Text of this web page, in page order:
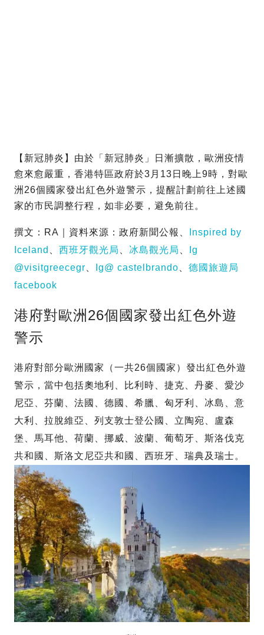
【新冠肺炎】由於「新冠肺炎」日漸擴散，歐洲疫情
愈來愈嚴重，香港特區政府於3月13日晚上9時，對歐
洲26個國家發出紅色外遊警示，提醒計劃前往上述國
家的市民調整行程，如非必要，避免前往。
撰文：RA｜資料來源：政府新聞公報、
Inspired by
Iceland
西班牙觀光局 冰島觀光局
Ig
@visitgreecegr
Ig@ castelbrando
德國旅遊局
facebook
港府對歐洲26個國家發出紅色外遊
警示
港府對部分歐洲國家（一共26個國家）發出紅色外遊
警示，當中包括奧地利、比利時、捷克、丹麥、愛沙
尼亞、芬蘭、法國、德國、希臘、匈牙利、冰島、意
大利、拉脫維亞、列支敦士登公國、立陶宛、盧森
堡、馬耳他、荷蘭、挪威、波蘭、葡萄牙、斯洛伐克
共和國、斯洛文尼亞共和國、西班牙、瑞典及瑞士。